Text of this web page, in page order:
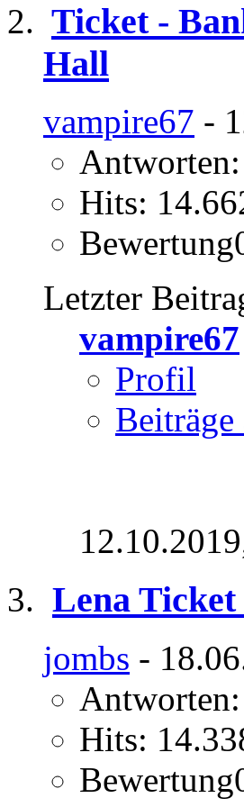
Ticket -
Hall
vampire67 -
Antworten:
Hits:
Letzter
vampire67
Profil
Beiträge
Lena
jombs -
Antworten:
Hits: